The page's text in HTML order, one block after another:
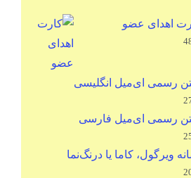
اهدای عضو
رسمی ای‌میل انگلیسی
رسمی ای‌میل فارسی
ویرگول، کاما یا درنگ‌نما